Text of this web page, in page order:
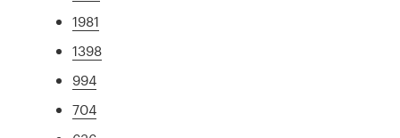
1981
1398
994
704